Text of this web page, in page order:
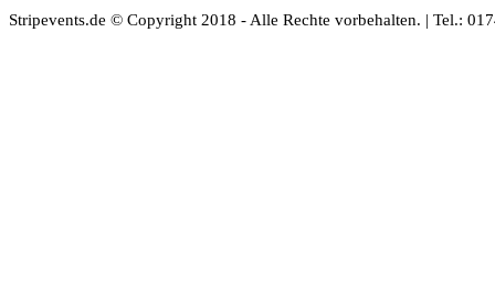
Stripevents.de © Copyright 2018 - Alle Rechte vorbehalten. | Tel.: